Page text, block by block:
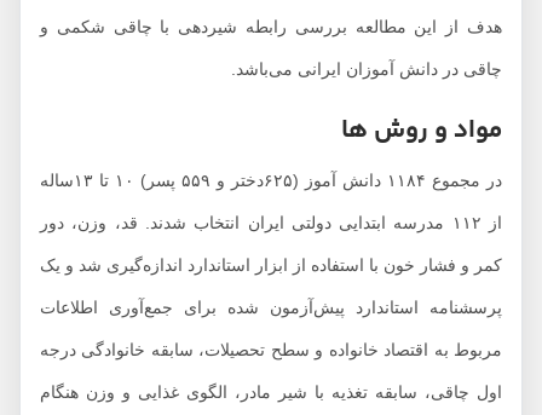
هدف از این مطالعه بررسی رابطه شیردهی با چاقی شکمی و
چاقی در دانش آموزان ایرانی می‌باشد.
مواد و روش ها
در مجموع ۱۱۸۴ دانش آموز (۶۲۵دختر و ۵۵۹ پسر) ۱۰ تا ۱۳ساله
از ۱۱۲ مدرسه ابتدایی دولتی ایران انتخاب شدند. قد، وزن، دور
کمر و فشار خون با استفاده از ابزار استاندارد اندازه‌گیری شد و یک
پرسشنامه استاندارد پیش‌آزمون شده برای جمع‌آوری اطلاعات
مربوط به اقتصاد خانواده و سطح تحصیلات، سابقه خانوادگی درجه
اول چاقی، سابقه تغذیه با شیر مادر، الگوی غذایی و وزن هنگام